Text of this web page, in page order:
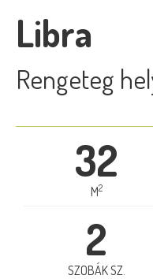
Libra
Rengeteg
32
M2
2
SZOBÁK SZ.